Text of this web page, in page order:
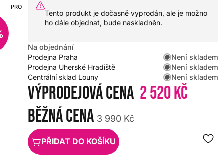
PROEL
HX0000000030085
Tento produkt je dočasně vyprodán, ale je možno
ho dále objednat, bude naskladněn.
Na objednání
Prodejna Praha
Není skladem
Prodejna Uherské Hradiště
Není skladem
Centrální sklad Louny
Není skladem
Výprodejová cena 2 520 Kč
Běžná cena 3 990 Kč
PŘIDAT DO KOŠÍKU